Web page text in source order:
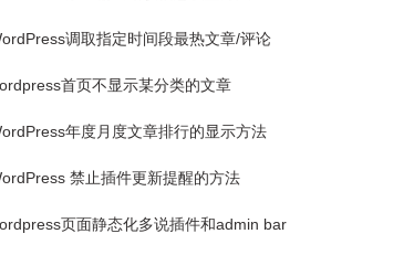
调取指定时间段最热文章/评论
首页不显示某分类的文章
年度月度文章排行的显示方法
禁止插件更新提醒的方法
页面静态化多说插件和admin bar